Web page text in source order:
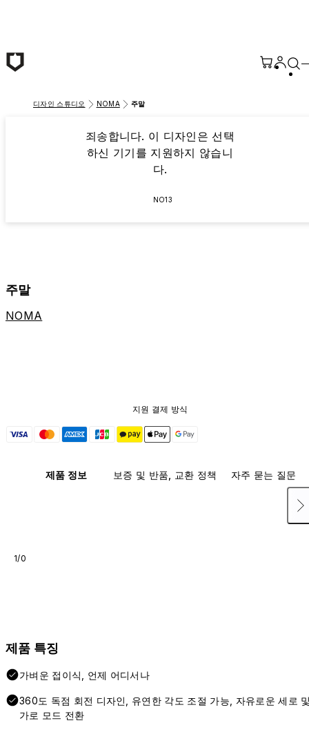
디자인 스튜디오 NOMA 주말
죄송합니다. 이 디자인은 선택
하신 기기를 지원하지 않습니
다.
NO13
주말
NOMA
지원 결제 방식
제품 정보 보증 및 반품, 교환 정책 자주 묻는 질문
1/0
제품 특징
가벼운 접이식, 언제 어디서나
360도 독점 회전 디자인, 유연한 각도 조절 가능, 자유로운 세로
가로 모드 전환